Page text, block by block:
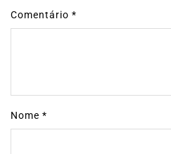
Comentário *
Nome *